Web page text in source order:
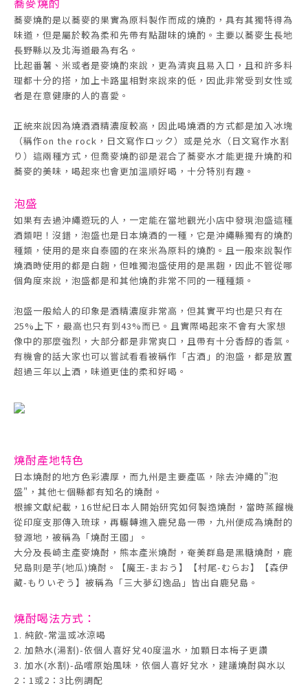
蕎麥燒酌是以蕎麥的果實為原料製作而成的燒酌，具有其獨特得為
味道，但是屬於較為柔和先帶有點甜味的燒酌。主要以蕎麥生長地
長野縣以及北海道最為有名。
比起番薯、米或者是麥燒酌來說，更為清爽且易入口，且和許多料
理都十分的搭，加上卡路里相對來說來的低，因此非常受到女性或
者是在意健康的人的喜愛。
正統來說因為燒酒酒精濃度較高，因此喝燒酒的方式都是加入冰塊
（稱作on the rock，日文寫作ロック）或是兑水（日文寫作水割
り）這兩種方式，但喬麥燒酌卻是混合了蕎麥水才能更提升燒酌和
蕎麥的美味，喝起來也會更加溫順好喝，十分特別有趣。
泡盛
如果有去過沖繩遊玩的人，一定能在當地觀光小店中發現泡盛這種
酒類吧！沒錯，泡盛也是日本燒酒的一種，它是沖繩縣獨有的燒酌
種類，使用的是來自泰國的在來米為原料的燒酌。且一般來說製作
燒酒時使用的都是白麴，但唯獨泡盛使用的是黑麴，因此不管從哪
個角度來說，泡盛都是和其他燒酌非常不同的一種種類。
泡盛一般給人的印象是酒精濃度非常高，但其實平均也是只有在
25%上下，最高也只有到43%而已。且實際喝起來不會有大家想
像中的那麼強烈，大部分都是非常爽口，且帶有十分香醇的香氣。
有機會的話大家也可以嘗試看看被稱作「古酒」的泡盛，都是放置
超過三年以上酒，味道更佳的柔和好喝。
燒酎產地特色
日本燒酎的地方色彩濃厚，而九州是主要產區，除去沖繩的"泡
盛"，其他七個縣都有知名的燒酎。
根據文獻紀載，16世紀日本人開始研究如何製造燒酎，當時蒸餾機
從印度支那傳入琉球，再輾轉進入鹿兒島一帶，九州便成為燒酎的
發源地，被稱為「燒酎王國」。
大分及長崎主產麥燒酎，熊本產米燒酎，奄美群島是黑糖燒酎，鹿
兒島則是芋(地瓜)燒酎。【魔王-まおう】【村尾-むらお】【森伊
藏-もりいぞう】被稱為「三大夢幻逸品」皆出自鹿兒島。
燒酎喝法方式：
1. 純飲-常溫或冰涼喝
2. 加熱水(湯割)-依個人喜好兌40度溫水，加顆日本梅子更讚
3. 加水(水割)-品嚐原始風味，依個人喜好兌水，建議燒酎與水以
2：1或2：3比例調配